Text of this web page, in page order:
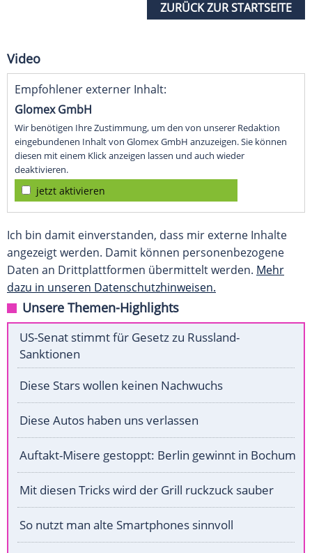
ZURÜCK ZUR STARTSEITE
Video
Empfohlener externer Inhalt:
Glomex GmbH
Wir benötigen Ihre Zustimmung, um den von unserer Redaktion
eingebundenen Inhalt von Glomex GmbH anzuzeigen. Sie können
diesen mit einem Klick anzeigen lassen und auch wieder
deaktivieren.
jetzt aktivieren
Ich bin damit einverstanden, dass mir externe Inhalte
angezeigt werden. Damit können personenbezogene
Daten an Drittplattformen übermittelt werden. Mehr
dazu in unseren Datenschutzhinweisen.
Unsere Themen-Highlights
US-Senat stimmt für Gesetz zu Russland-
Sanktionen
Diese Stars wollen keinen Nachwuchs
Diese Autos haben uns verlassen
Auftakt-Misere gestoppt: Berlin gewinnt in Bochum
Mit diesen Tricks wird der Grill ruckzuck sauber
So nutzt man alte Smartphones sinnvoll